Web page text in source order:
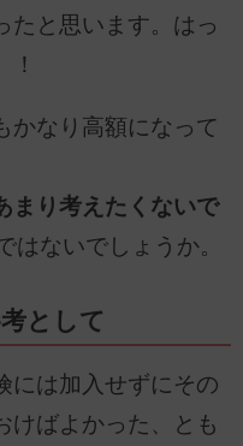
たと思います。はっ
！
かなり高額になって
まり考えたくないで
はないでしょうか。
として
には加入せずにその
けばよかった、とも